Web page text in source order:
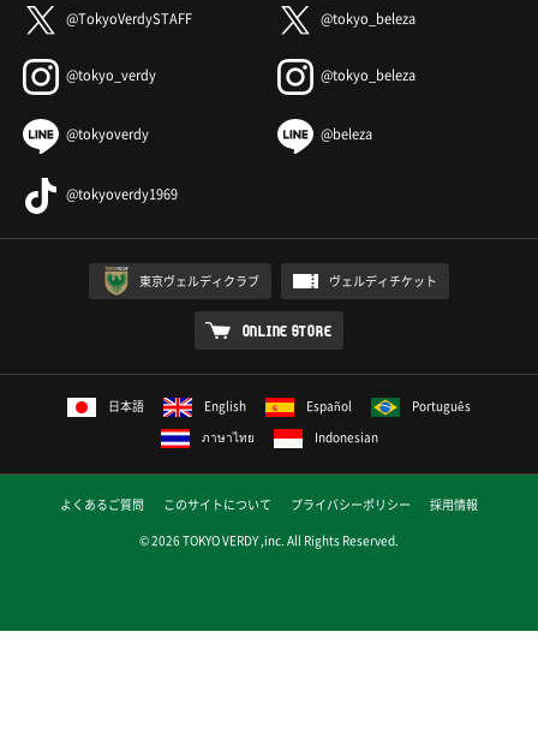
@TokyoVerdySTAFF @tokyo_beleza
@tokyo_verdy @tokyo_beleza
@tokyoverdy @beleza
@tokyoverdy1969
東京ヴェルディクラブ ヴェルディチケット
ONLINE STORE
日本語 English Español
Português
ภาษาไทย
Indonesian
よくあるご質問 このサイトについて プライバシーポリシー
採用情報
© 2026 TOKYO VERDY ,inc. All Rights Reserved.